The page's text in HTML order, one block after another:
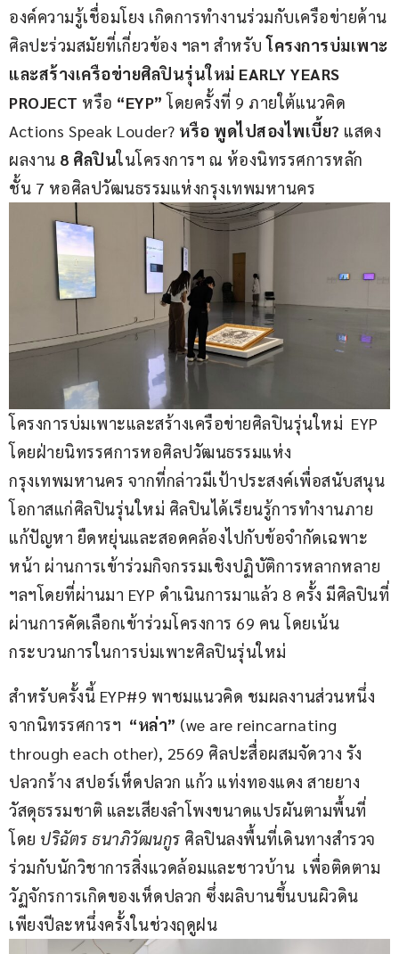
องค์ความรู้เชื่อมโยง เกิดการทำงานร่วมกับเครือข่ายด้าน
ศิลปะร่วมสมัยที่เกี่ยวข้อง ฯลฯ สำหรับ โครงการบ่มเพาะ
และสร้างเครือข่ายศิลปินรุ่นใหม่ EARLY YEARS
PROJECT หรือ “EYP” โดยครั้งที่ 9 ภายใต้แนวคิด
Actions Speak Louder? หรือ พูดไปสองไพเบี้ย? แสดง
ผลงาน 8 ศิลปินในโครงการฯ ณ ห้องนิทรรศการหลัก
ชั้น 7 หอศิลปวัฒนธรรมแห่งกรุงเทพมหานคร
โครงการบ่มเพาะและสร้างเครือข่ายศิลปินรุ่นใหม่  EYP
โดยฝ่ายนิทรรศการหอศิลปวัฒนธรรมแห่ง
กรุงเทพมหานคร จากที่กล่าวมีเป้าประสงค์เพื่อสนับสนุน
โอกาสแก่ศิลปินรุ่นใหม่ ศิลปินได้เรียนรู้การทำงานภาย
แก้ปัญหา ยืดหยุ่นและสอดคล้องไปกับข้อจำกัดเฉพาะ
หน้า ผ่านการเข้าร่วมกิจกรรมเชิงปฏิบัติการหลากหลาย
ฯลฯโดยที่ผ่านมา EYP ดำเนินการมาแล้ว 8 ครั้ง มีศิลปินที่
ผ่านการคัดเลือกเข้าร่วมโครงการ 69 คน โดยเน้น
กระบวนการในการบ่มเพาะศิลปินรุ่นใหม่
สำหรับครั้งนี้ EYP#9 พาชมแนวคิด ชมผลงานส่วนหนึ่ง
จากนิทรรศการฯ “หล่า” (we are reincarnating
through each other), 2569 ศิลปะสื่อผสมจัดวาง รัง
ปลวกร้าง สปอร์เห็ดปลวก แก้ว แท่งทองแดง สายยาง
วัสดุธรรมชาติ และเสียงลำโพงขนาดแปรผันตามพื้นที่
โดย ปริฉัตร ธนาภิวัฒนกูร ศิลปินลงพื้นที่เดินทางสำรวจ
ร่วมกับนักวิชาการสิ่งแวดล้อมและชาวบ้าน  เพื่อติดตาม
วัฏจักรการเกิดของเห็ดปลวก ซึ่งผลิบานขึ้นบนผิวดิน
เพียงปีละหนึ่งครั้งในช่วงฤดูฝน